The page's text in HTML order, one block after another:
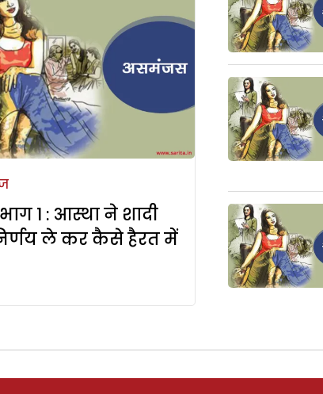
1 : आस्था ने शादी
ले कर कैसे हैरत में